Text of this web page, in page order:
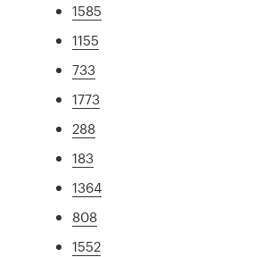
1585
1155
733
1773
288
183
1364
808
1552